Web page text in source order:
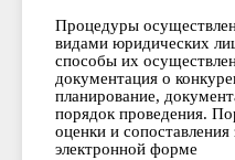
Процедуры
видами юридических
способы их
документация о
планирование,
порядок проведения.
оценки и сопоставления
электронной форме